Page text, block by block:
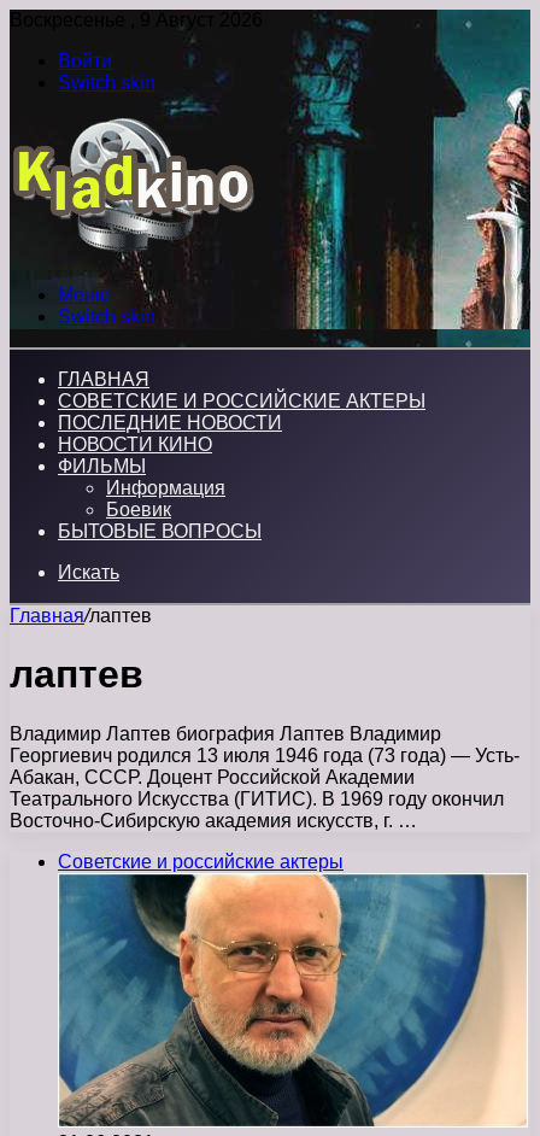
Воскресенье , 9 Август 2026
Войти
Switch skin
Меню
Switch skin
ГЛАВНАЯ
СОВЕТСКИЕ И РОССИЙСКИЕ АКТЕРЫ
ПОСЛЕДНИЕ НОВОСТИ
НОВОСТИ КИНО
ФИЛЬМЫ
Информация
Боевик
БЫТОВЫЕ ВОПРОСЫ
Искать
Главная/лаптев
лаптев
Владимир Лаптев биография Лаптев Владимир
Георгиевич родился 13 июля 1946 года (73 года) — Усть-
Абакан, СССР. Доцент Российской Академии
Театрального Искусства (ГИТИС). В 1969 году окончил
Восточно-Сибирскую академия искусств, г. …
Советские и российские актеры